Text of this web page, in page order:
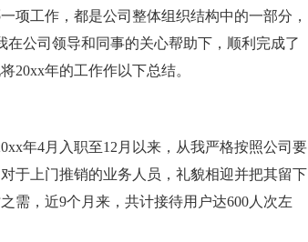
工作，都是公司整体组织结构中的一部分，
公司领导和同事的关心帮助下，顺利完成了
20xx年的工作作以下总结。
年4月入职至12月以来，从我严格按照公司要
于上门推销的业务人员，礼貌相迎并把其留下
需，近9个月来，共计接待用户达600人次左